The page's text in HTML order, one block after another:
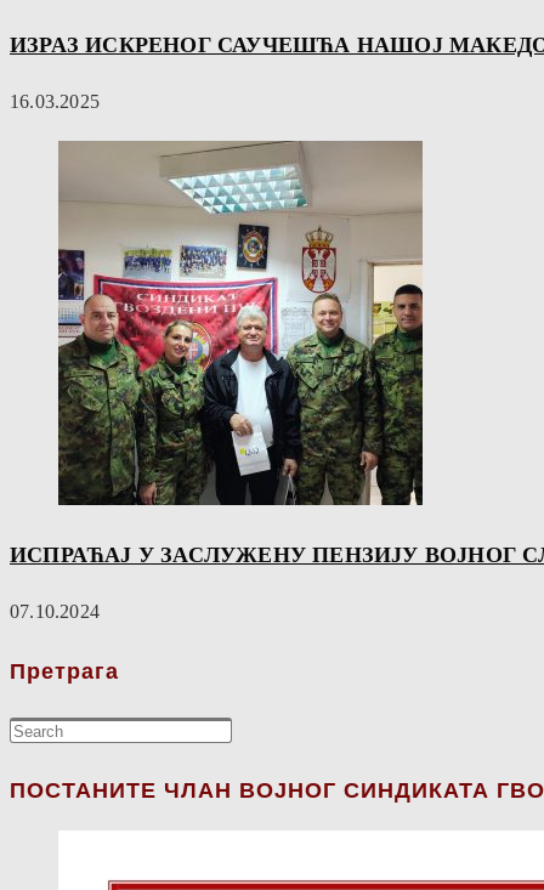
ИЗРАЗ ИСКРЕНОГ САУЧЕШЋА НАШОЈ
16.03.2025
ИСПРАЋАЈ У ЗАСЛУЖЕНУ ПЕНЗИЈУ
07.10.2024
Претрага
ПОСТАНИТЕ ЧЛАН ВОЈНОГ СИНДИКАТА